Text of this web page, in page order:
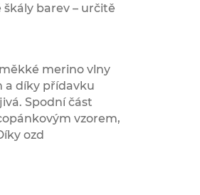
škály barev – určitě
merino vlny
a díky přídavku
Spodní část
vzorem,
ozd